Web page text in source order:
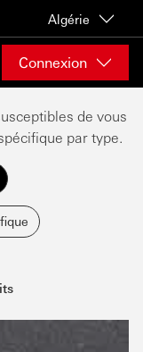
Algérie
Connexion
de vous
par type.